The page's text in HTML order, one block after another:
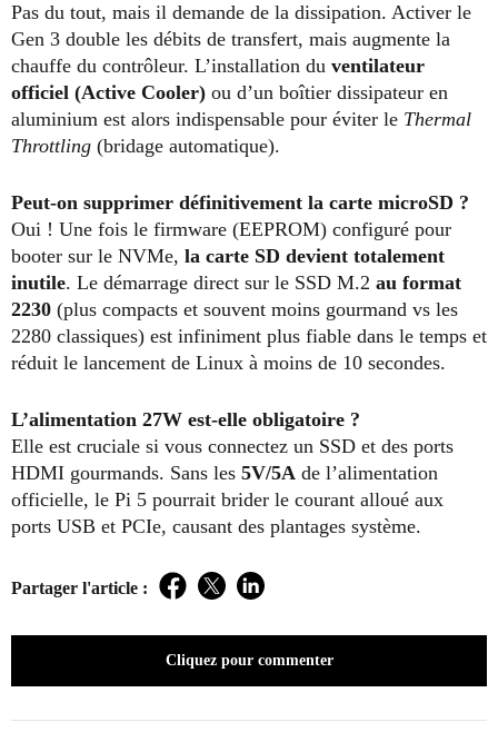
Pas du tout, mais il demande de la dissipation. Activer le
Gen 3 double les débits de transfert, mais augmente la
chauffe du contrôleur. L’installation du ventilateur
officiel (Active Cooler) ou d’un boîtier dissipateur en
aluminium est alors indispensable pour éviter le Thermal
Throttling (bridage automatique).
Peut-on supprimer définitivement la carte microSD ?
Oui ! Une fois le firmware (EEPROM) configuré pour
booter sur le NVMe, la carte SD devient totalement
inutile. Le démarrage direct sur le SSD M.2 au format
2230 (plus compacts et souvent moins gourmand vs les
2280 classiques) est infiniment plus fiable dans le temps et
réduit le lancement de Linux à moins de 10 secondes.
L’alimentation 27W est-elle obligatoire ?
Elle est cruciale si vous connectez un SSD et des ports
HDMI gourmands. Sans les 5V/5A de l’alimentation
officielle, le Pi 5 pourrait brider le courant alloué aux
ports USB et PCIe, causant des plantages système.
Partager l'article : Facebook
TwitterLinkedIn
Cliquez pour commenter